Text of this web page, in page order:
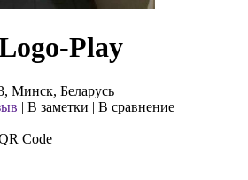
Play
Минск, Беларусь
| В заметки | В сравнение